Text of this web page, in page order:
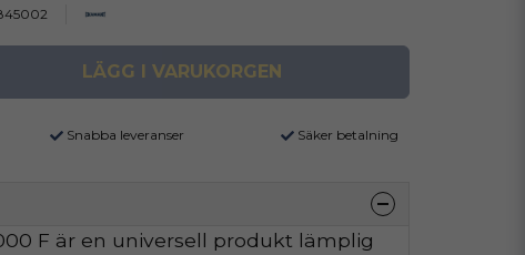
LÄGG I VARUKORGEN
Snabba leveranser Säker betalning
F är en universell produkt lämplig